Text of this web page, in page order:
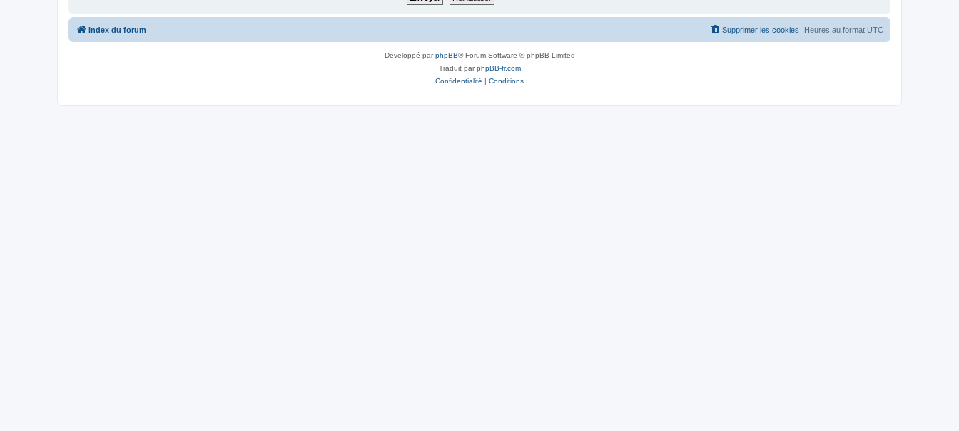
Index du forum Heures au format UTC
Supprimer les cookies
Développé parphpBB® Forum Software © phpBB Limited
Traduit parphpBB-fr.com
Confidentialité | Conditions